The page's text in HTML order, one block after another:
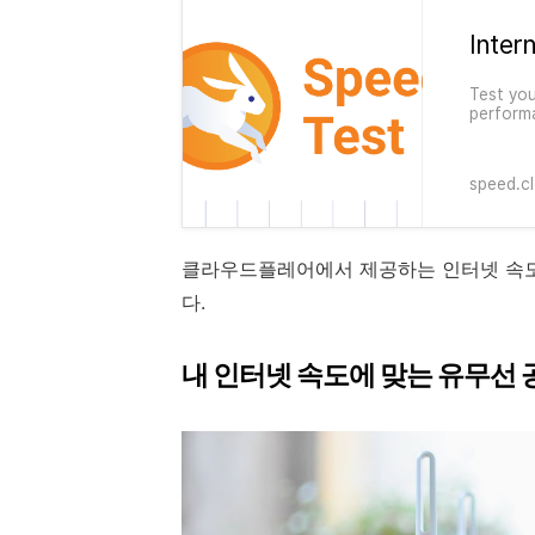
Test
클라우드플레어에서 제공하는 인터넷
다.
내 인터넷 속도에 맞는 유무선